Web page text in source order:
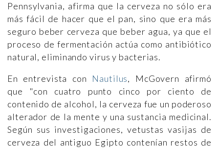
Pennsylvania, afirma que la cerveza no sólo era
más fácil de hacer que el pan, sino que era más
seguro beber cerveza que beber agua, ya que el
proceso de fermentación actúa como antibiótico
natural, eliminando virus y bacterias.
En entrevista con Nautilus, McGovern afirmó
que "con cuatro punto cinco por ciento de
contenido de alcohol, la cerveza fue un poderoso
alterador de la mente y una sustancia medicinal.
Según sus investigaciones, vetustas vasijas de
cerveza del antiguo Egipto contenían restos de